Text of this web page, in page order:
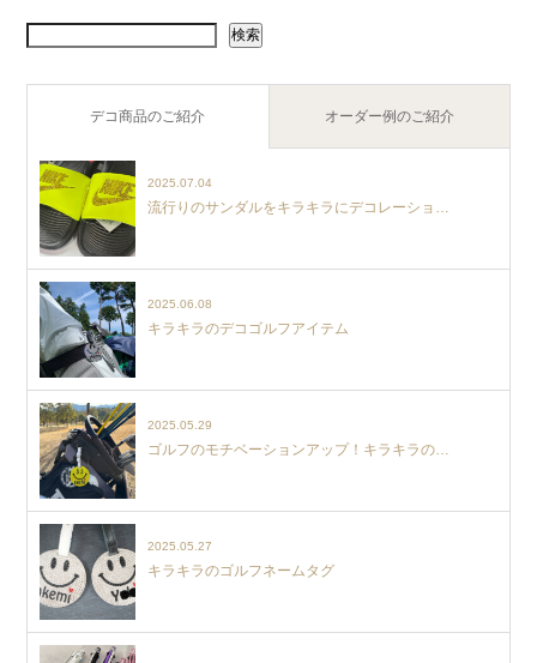
検索
デコ商品のご紹介 オーダー例のご紹介
2025.07.04
流行りのサンダルをキラキラにデコレーショ…
2025.06.08
キラキラのデコゴルフアイテム
2025.05.29
ゴルフのモチベーションアップ！キラキラの…
2025.05.27
キラキラのゴルフネームタグ